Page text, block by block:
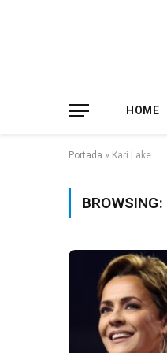
HOME
Portada » Kari Lake
BROWSING: